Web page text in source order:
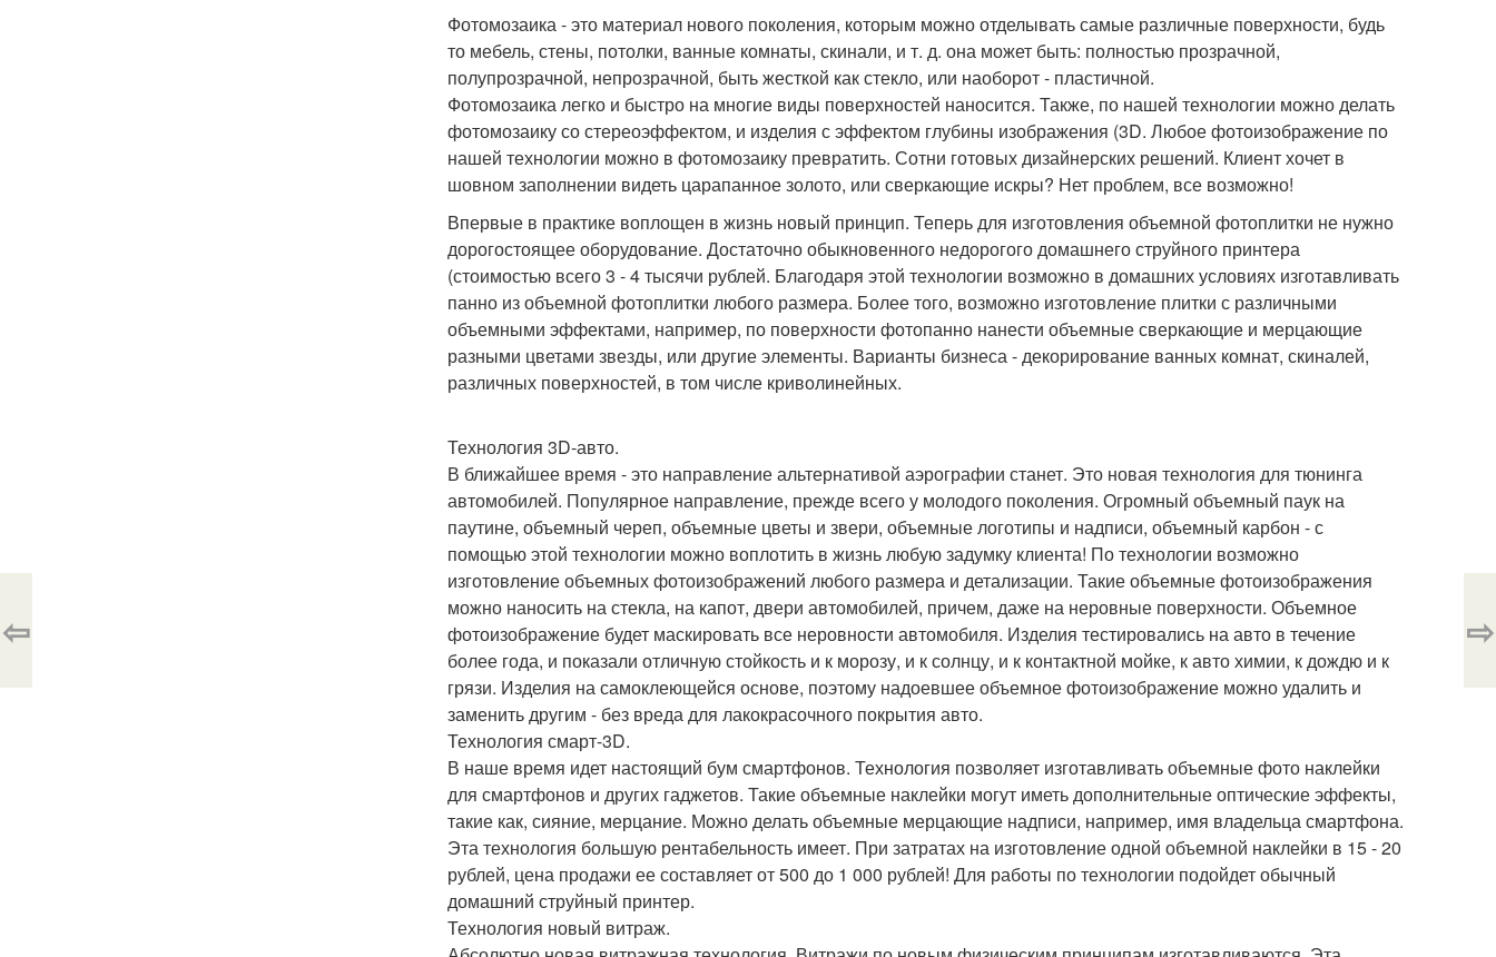
Фотомозаика - это материал нового поколения, которым можно отделывать самые различные поверхности, будь
то мебель, стены, потолки, ванные комнаты, скинали, и т. д. она может быть: полностью прозрачной,
полупрозрачной, непрозрачной, быть жесткой как стекло, или наоборот - пластичной.
Фотомозаика легко и быстро на многие виды поверхностей наносится. Также, по нашей технологии можно делать
фотомозаику со стереоэффектом, и изделия с эффектом глубины изображения (3D. Любое фотоизображение по
нашей технологии можно в фотомозаику превратить. Сотни готовых дизайнерских решений. Клиент хочет в
шовном заполнении видеть царапанное золото, или сверкающие искры? Нет проблем, все возможно!
Впервые в практике воплощен в жизнь новый принцип. Теперь для изготовления объемной фотоплитки не нужно
дорогостоящее оборудование. Достаточно обыкновенного недорогого домашнего струйного принтера
(стоимостью всего 3 - 4 тысячи рублей. Благодаря этой технологии возможно в домашних условиях изготавливать
панно из объемной фотоплитки любого размера. Более того, возможно изготовление плитки с различными
объемными эффектами, например, по поверхности фотопанно нанести объемные сверкающие и мерцающие
разными цветами звезды, или другие элементы. Варианты бизнеса - декорирование ванных комнат, скиналей,
различных поверхностей, в том числе криволинейных.
Технология 3D-авто.
В ближайшее время - это направление альтернативой аэрографии станет. Это новая технология для тюнинга
автомобилей. Популярное направление, прежде всего у молодого поколения. Огромный объемный паук на
паутине, объемный череп, объемные цветы и звери, объемные логотипы и надписи, объемный карбон - с
помощью этой технологии можно воплотить в жизнь любую задумку клиента! По технологии возможно
изготовление объемных фотоизображений любого размера и детализации. Такие объемные фотоизображения
можно наносить на стекла, на капот, двери автомобилей, причем, даже на неровные поверхности. Объемное
фотоизображение будет маскировать все неровности автомобиля. Изделия тестировались на авто в течение
более года, и показали отличную стойкость и к морозу, и к солнцу, и к контактной мойке, к авто химии, к дождю и к
грязи. Изделия на самоклеющейся основе, поэтому надоевшее объемное фотоизображение можно удалить и
заменить другим - без вреда для лакокрасочного покрытия авто.
Технология смарт-3D.
В наше время идет настоящий бум смартфонов. Технология позволяет изготавливать объемные фото наклейки
для смартфонов и других гаджетов. Такие объемные наклейки могут иметь дополнительные оптические эффекты,
такие как, сияние, мерцание. Можно делать объемные мерцающие надписи, например, имя владельца смартфона.
Эта технология большую рентабельность имеет. При затратах на изготовление одной объемной наклейки в 15 - 20
рублей, цена продажи ее составляет от 500 до 1 000 рублей! Для работы по технологии подойдет обычный
домашний струйный принтер.
Технология новый витраж.
⇦ ⇨